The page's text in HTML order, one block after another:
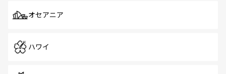
オセアニア
ハワイ